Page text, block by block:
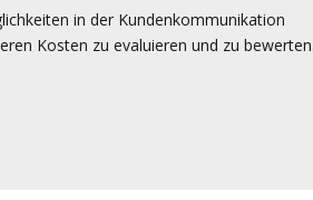
in der Kundenkommunikation
Kosten zu evaluieren und zu bewerten.